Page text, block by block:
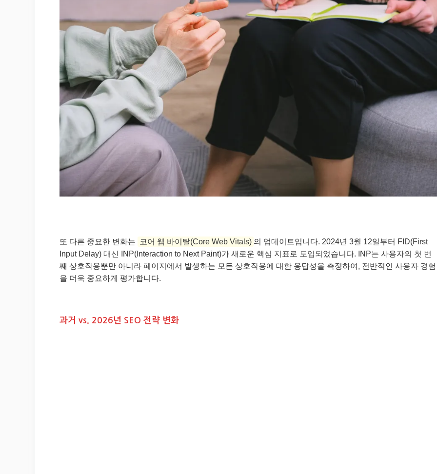
또 다른 중요한 변화는 코어 웹 바이탈(Core Web Vitals) 의 업데이트입니다. 2024년 3월 12일부터 FID(First
Input Delay) 대신 INP(Interaction to Next Paint)가 새로운 핵심 지표로 도입되었습니다. INP는 사용자의 첫 번
째 상호작용뿐만 아니라 페이지에서 발생하는 모든 상호작용에 대한 응답성을 측정하여, 전반적인 사용자 경험
을 더욱 중요하게 평가합니다.
과거 vs. 2026년 SEO 전략 변화